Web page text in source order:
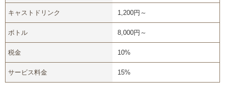
キャストドリンク 1,200円～
ボトル 8,000円～
税金 10%
サービス料金 15%